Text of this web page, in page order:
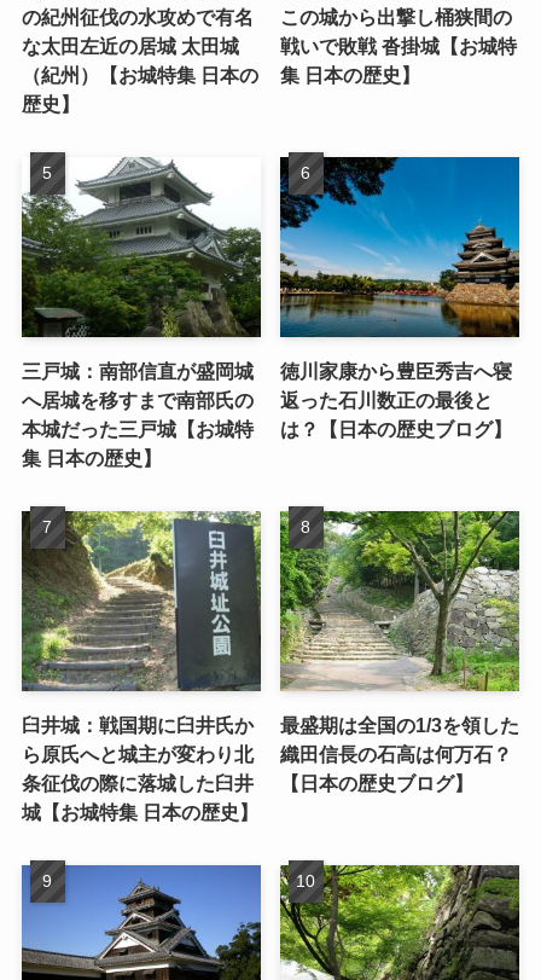
の紀州征伐の水攻めで有名
な太田左近の居城 太田城
（紀州）【お城特集 日本の
歴史】
この城から出撃し桶狭間の
戦いで敗戦 沓掛城【お城特
集 日本の歴史】
三戸城：南部信直が盛岡城
へ居城を移すまで南部氏の
本城だった三戸城【お城特
集 日本の歴史】
徳川家康から豊臣秀吉へ寝
返った石川数正の最後と
は？【日本の歴史ブログ】
臼井城：戦国期に臼井氏か
ら原氏へと城主が変わり北
条征伐の際に落城した臼井
城【お城特集 日本の歴史】
最盛期は全国の1/3を領した
織田信長の石高は何万石？
【日本の歴史ブログ】